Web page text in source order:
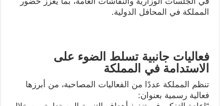
المملكة في المحافل الدولية.
فعاليات جانبية تسلط الضوء على
الاستدامة في المملكة
تنظم المملكة عددًا من الفعاليات المصاحبة، من أبرزها
فعالية رسمية بعنوان: